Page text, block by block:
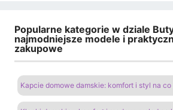
Popularne kategorie w dziale
najmodniejsze modele i
zakupowe
Kapcie domowe damskie: komfort i styl na co